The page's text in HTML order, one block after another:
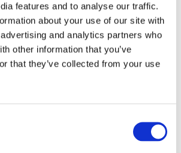
features and to analyse our traffic.
about your use of our site with
and analytics partners who
other information that you’ve
that they’ve collected from your use